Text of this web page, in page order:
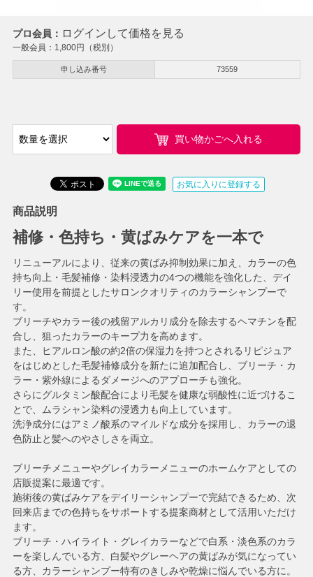
プロ会員： ログインして価格を見る
一般会員： 1,800円（税別）
申し込み番号 73559
買い物かごへ入れる
お気に入りに登録する
商品説明
補修・色持ち・黄ばみケアを一本で
リニューアルにより、従来の黄ばみ抑制効果に加え、カラーの色
持ち向上・毛髪補修・染料浸透力の4つの機能を強化した、デイ
リー使用を前提としたサロンクオリティのカラーシャンプーで
す。
ブリーチやカラー後の残留アルカリ成分を除去するヘマチンを配
合し、狙ったカラーのキープ力を高めます。
また、ヒアルロン酸の約2倍の保湿力を持つとされるリピジュア
をはじめとした毛髪補修成分を新たに追加配合し、ブリーチ・カ
ラー・紫外線によるダメージへのアプローチも強化。
さらにグルタミン酸配合により毛髪を健康な弱酸性に近づけるこ
とで、ムラシャン染料の浸透力も向上しています。
洗浄成分にはアミノ酸系のマイルドな成分を採用し、カラーの退
色防止と髪へのやさしさを両立。
ブリーチメニューやグレイカラーメニューのホームケアとしての
店販提案に最適です。
施術後の黄ばみケアをデイリーシャンプーで完結できるため、次
回来店までの色持ちをサポートする提案商材として活用いただけ
ます。
ブリーチ・ハイライト・グレイカラーなどで白系・淡色系のカラ
ーを楽しんでいる方、白髪やグレーヘアの黄ばみが気になってい
る方、カラーシャンプー特有のきしみや乾燥に悩んでいる方に。